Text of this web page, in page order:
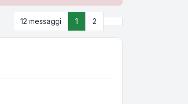
12 messaggi 1 2